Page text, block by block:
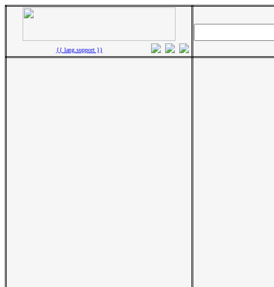
{{ lang.support }}